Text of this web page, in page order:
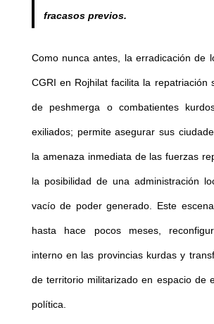
fracasos previos.
Como nunca antes, la erradicación de
CGRI en Rojhilat facilita la repatriación
de peshmerga o combatientes
exiliados; permite asegurar sus
la amenaza inmediata de las fuerzas
la posibilidad de una administración
vacío de poder generado. Este
hasta hace pocos meses,
interno en las provincias kurdas y
de territorio militarizado en espacio de
política.